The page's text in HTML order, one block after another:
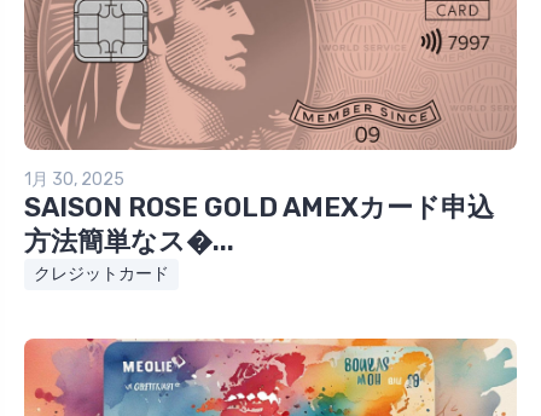
1月 30, 2025
SAISON ROSE GOLD AMEXカード申込
方法簡単なス�...
クレジットカード